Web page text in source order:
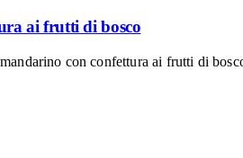
ai frutti di bosco
con confettura ai frutti di